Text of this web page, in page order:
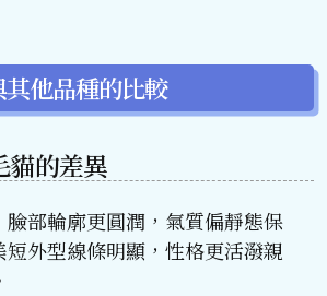
他品種的比較
貓的差異
部輪廓更圓潤，氣質偏靜態保
外型線條明顯，性格更活潑親